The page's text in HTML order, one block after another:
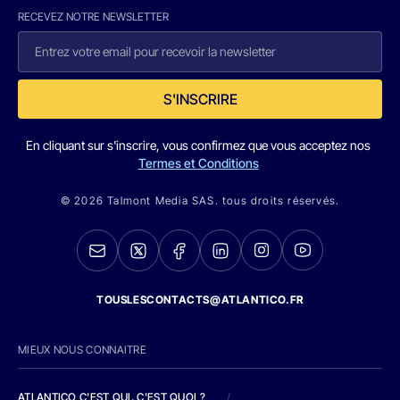
RECEVEZ NOTRE NEWSLETTER
S'INSCRIRE
En cliquant sur s'inscrire, vous confirmez que vous acceptez nos
Termes et Conditions
© 2026 Talmont Media SAS. tous droits réservés.
TOUSLESCONTACTS@ATLANTICO.FR
MIEUX NOUS CONNAITRE
ATLANTICO C'EST QUI, C'EST QUOI ? /